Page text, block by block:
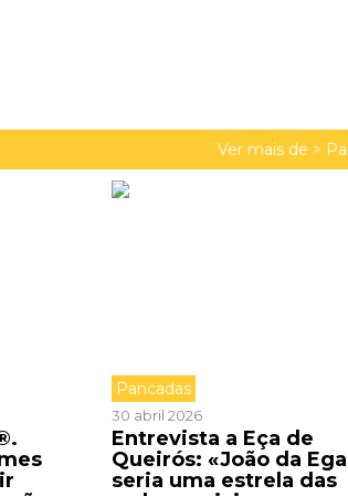
Ver mais de >
Pancadas
30 abril 2026
Entrevista a Eça de
Queirós: «João da Ega
seria uma estrela das